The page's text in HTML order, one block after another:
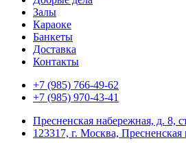
Залы
Караоке
Банкеты
Доставка
Контакты
+7 (985) 766-49-62
+7 (985) 970-43-41
Пресненская набережная, д. 8,
123317, г. Москва, Пресненская